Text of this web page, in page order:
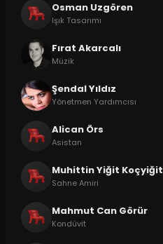
Osman Uzgören
Işık Tasarımı
Fırat Akarcalı
Müzik
Şendal Yıldız
Yönetmen Yardımcısı
Alican Örs
Asistan
Muhittin Yiğit Koçyiğit
Sahne Amiri
Mahmut Can Görür
Kondüvit